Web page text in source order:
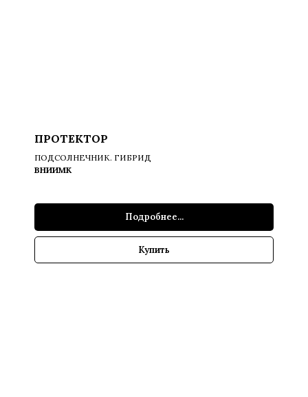
ПРОТЕКТОР
ПОДСОЛНЕЧНИК. ГИБРИД
ВНИИМК
Подробнее...
Купить